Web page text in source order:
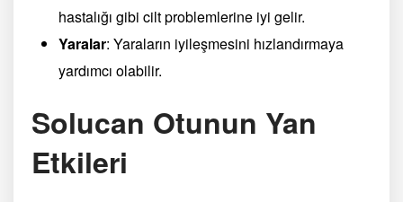
hastalığı gibi cilt problemlerine iyi gelir.
Yaralar: Yaraların iyileşmesini hızlandırmaya
yardımcı olabilir.
Solucan Otunun Yan
Etkileri